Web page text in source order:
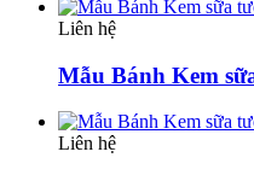
Liên hệ
Mẫu Bánh Kem
Liên hệ